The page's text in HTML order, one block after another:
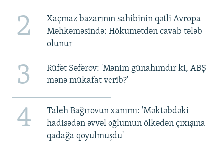
2
Xaçmaz bazarının sahibinin qətli Avropa
Məhkəməsində: Hökumətdən cavab tələb
olunur
3
Rüfət Səfərov: 'Mənim günahımdır ki, ABŞ
mənə mükafat verib?'
4
Taleh Bağırovun xanımı: 'Məktəbdəki
hadisədən əvvəl oğlumun ölkədən çıxışına
qadağa qoyulmuşdu'